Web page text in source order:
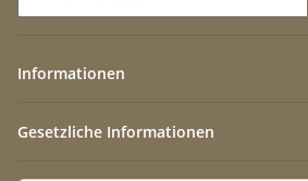
Informationen
Gesetzliche Informationen